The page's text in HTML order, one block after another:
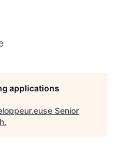
applications
Senior
.